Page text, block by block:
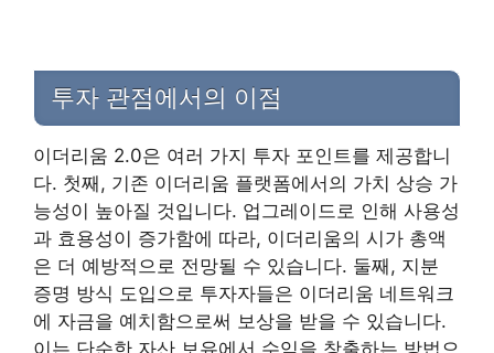
투자 관점에서의 이점
이더리움 2.0은 여러 가지 투자 포인트를 제공합니
다. 첫째, 기존 이더리움 플랫폼에서의 가치 상승 가
능성이 높아질 것입니다. 업그레이드로 인해 사용성
과 효용성이 증가함에 따라, 이더리움의 시가 총액
은 더 예방적으로 전망될 수 있습니다. 둘째, 지분
증명 방식 도입으로 투자자들은 이더리움 네트워크
에 자금을 예치함으로써 보상을 받을 수 있습니다.
이는 단순한 자산 보유에서 수익을 창출하는 방법으